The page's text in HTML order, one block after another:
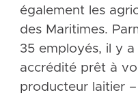
également les
des Maritimes.
35 employés, il y
accrédité prêt à
producteur laitier